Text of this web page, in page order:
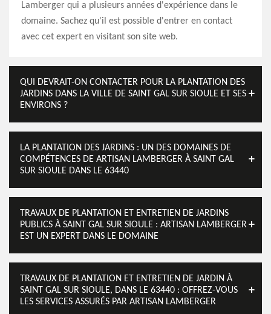
Lamberger qui a plusieurs années d'expérience dans le
domaine. Sachez qu'il est possible d'entrer en contact
avec cet expert en visitant son site web.
QUI DEVRAIT-ON CONTACTER POUR LA PLANTATION DES
JARDINS DANS LA VILLE DE SAINT GAL SUR SIOULE ET SES
ENVIRONS ?
LA PLANTATION DES JARDINS : UN DES DOMAINES DE
COMPÉTENCES DE ARTISAN LAMBERGER À SAINT GAL
SUR SIOULE DANS LE 63440
TRAVAUX DE PLANTATION ET ENTRETIEN DE JARDINS
PUBLICS À SAINT GAL SUR SIOULE : ARTISAN LAMBERGER
EST UN EXPERT DANS LE DOMAINE
TRAVAUX DE PLANTATION ET ENTRETIEN DE JARDIN À
SAINT GAL SUR SIOULE, DANS LE 63440 : OFFREZ-VOUS
LES SERVICES ASSURÉS PAR ARTISAN LAMBERGER